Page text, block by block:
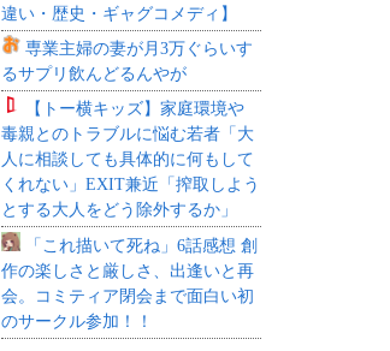
違い・歴史・ギャグコメディ】
専業主婦の妻が月3万ぐらいす
るサプリ飲んどるんやが
【トー横キッズ】家庭環境や
毒親とのトラブルに悩む若者「大
人に相談しても具体的に何もして
くれない」EXIT兼近「搾取しよう
とする大人をどう除外するか」
「これ描いて死ね」6話感想 創
作の楽しさと厳しさ、出逢いと再
会。コミティア閉会まで面白い初
のサークル参加！！